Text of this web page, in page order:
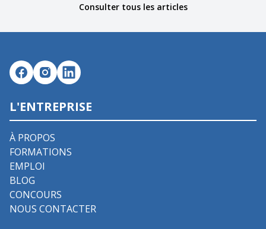
Consulter tous les articles
L'ENTREPRISE
À PROPOS
FORMATIONS
EMPLOI
BLOG
CONCOURS
NOUS CONTACTER